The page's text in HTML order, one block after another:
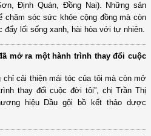
Định Quán, Đồng Nai). Những sản
chăm sóc sức khỏe cộng đồng mà còn
đẩy lối sống xanh, hài hòa với tự nhiên.
mở ra một hành trình thay đổi cuộc
chỉ cải thiện mái tóc của tôi mà còn mở
thay đổi cuộc đời tôi”, chị Trần Thị
hiệu Dầu gội bồ kết thảo dược